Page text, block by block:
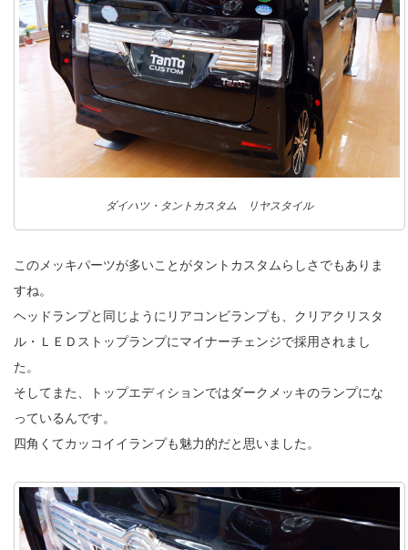
ダイハツ・タントカスタム リヤスタイル
このメッキパーツが多いことがタントカスタムらしさでもありま
すね。
ヘッドランプと同じようにリアコンビランプも、クリアクリスタ
ル・ＬＥＤストップランプにマイナーチェンジで採用されまし
た。
そしてまた、トップエディションではダークメッキのランプにな
っているんです。
四角くてカッコイイランプも魅力的だと思いました。